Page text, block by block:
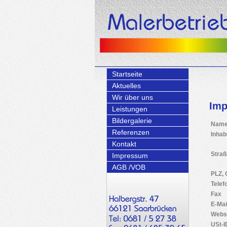
Startseite
Aktuelles
Wir über uns
Leistungen
Bildergalerie
Referenzen
Kontakt
Impressum
AGB /VOB
PLZ,
Fax
E-
USt-